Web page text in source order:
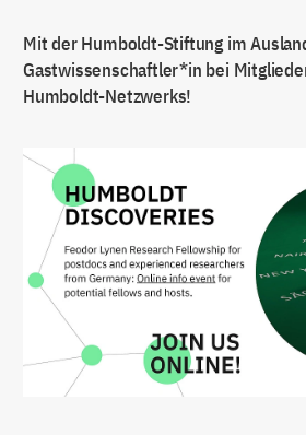
Mit der Humboldt-Stiftung im
Gastwissenschaftler*in bei
Humboldt-Netzwerks!